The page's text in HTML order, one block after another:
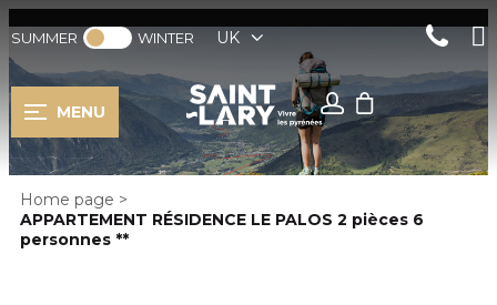
SUMMER WINTER UK
MENU
Home page >
APPARTEMENT RÉSIDENCE LE PALOS 2 pièces 6
personnes **